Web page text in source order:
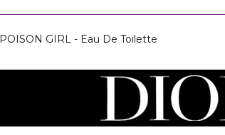
POISON GIRL - Eau De Toilette